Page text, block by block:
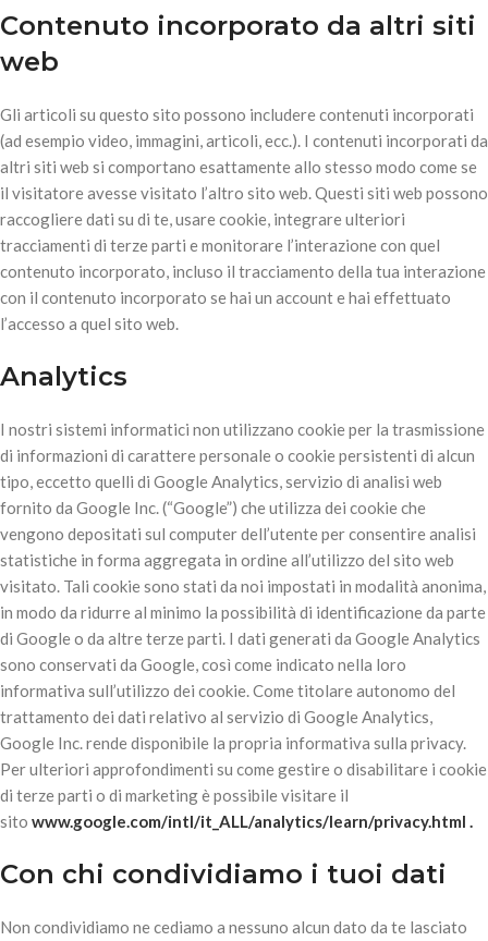
Contenuto incorporato da altri siti
web
Gli articoli su questo sito possono includere contenuti incorporati
(ad esempio video, immagini, articoli, ecc.). I contenuti incorporati da
altri siti web si comportano esattamente allo stesso modo come se
il visitatore avesse visitato l’altro sito web. Questi siti web possono
raccogliere dati su di te, usare cookie, integrare ulteriori
tracciamenti di terze parti e monitorare l’interazione con quel
contenuto incorporato, incluso il tracciamento della tua interazione
con il contenuto incorporato se hai un account e hai effettuato
l’accesso a quel sito web.
Analytics
I nostri sistemi informatici non utilizzano cookie per la trasmissione
di informazioni di carattere personale o cookie persistenti di alcun
tipo, eccetto quelli di Google Analytics, servizio di analisi web
fornito da Google Inc. (“Google”) che utilizza dei cookie che
vengono depositati sul computer dell’utente per consentire analisi
statistiche in forma aggregata in ordine all’utilizzo del sito web
visitato. Tali cookie sono stati da noi impostati in modalità anonima,
in modo da ridurre al minimo la possibilità di identificazione da parte
di Google o da altre terze parti. I dati generati da Google Analytics
sono conservati da Google, così come indicato nella loro
informativa sull’utilizzo dei cookie. Come titolare autonomo del
trattamento dei dati relativo al servizio di Google Analytics,
Google Inc. rende disponibile la propria informativa sulla privacy.
Per ulteriori approfondimenti su come gestire o disabilitare i cookie
di terze parti o di marketing è possibile visitare il
sito www.google.com/intl/it_ALL/analytics/learn/privacy.html .
Con chi condividiamo i tuoi dati
Non condividiamo ne cediamo a nessuno alcun dato da te lasciato